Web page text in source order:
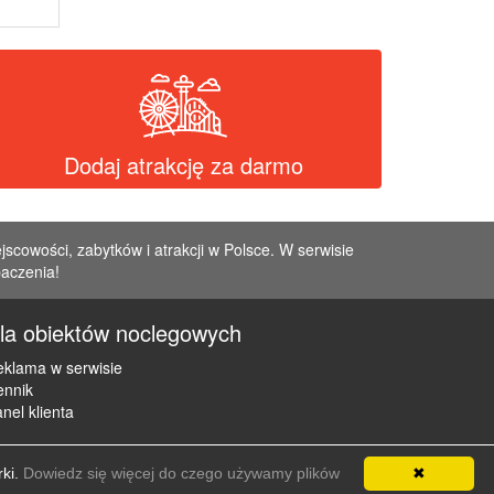
Dodaj atrakcję za darmo
zabytków i atrakcji w Polsce. W serwisie
obiektów noclegowych
w serwisie
klienta
✖
Dowiedz się więcej do czego używamy plików